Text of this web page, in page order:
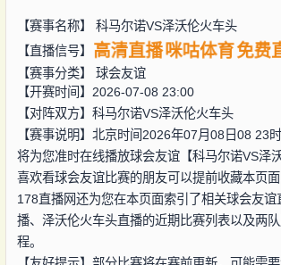
【赛事名称】 科马尔诺VS泽沃伦火车头
【直播信号】
高清直播 咪咕体育 免费
【赛事分类】 球会友谊
【开赛时间】2026-07-08 23:00
【对阵双方】 科马尔诺VS泽沃伦火车头
【赛事说明】北京时间2026年07月08日08 23
将为您准时在线播放球会友谊【科马尔诺VS泽
喜欢看球会友谊比赛的朋友可以提前收藏本页面
178直播网还为您在本页面索引了相关球会友
播、泽沃伦火车头直播的近期比赛列表以及两
程。